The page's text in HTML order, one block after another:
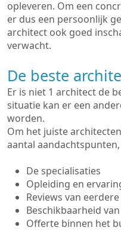
opleveren. Om een
er dus een persoonlijk
architect ook goed
verwacht.
De beste
Er is niet 1 architect de
situatie kan er een
worden.
Om het juiste
aantal
De specialisaties
Opleiding en
Reviews van
Beschikbaarheid
Offerte binnen het